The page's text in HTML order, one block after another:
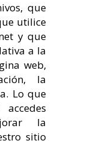
que
utilice
y que
a la
web,
la
Lo que
la
sitio